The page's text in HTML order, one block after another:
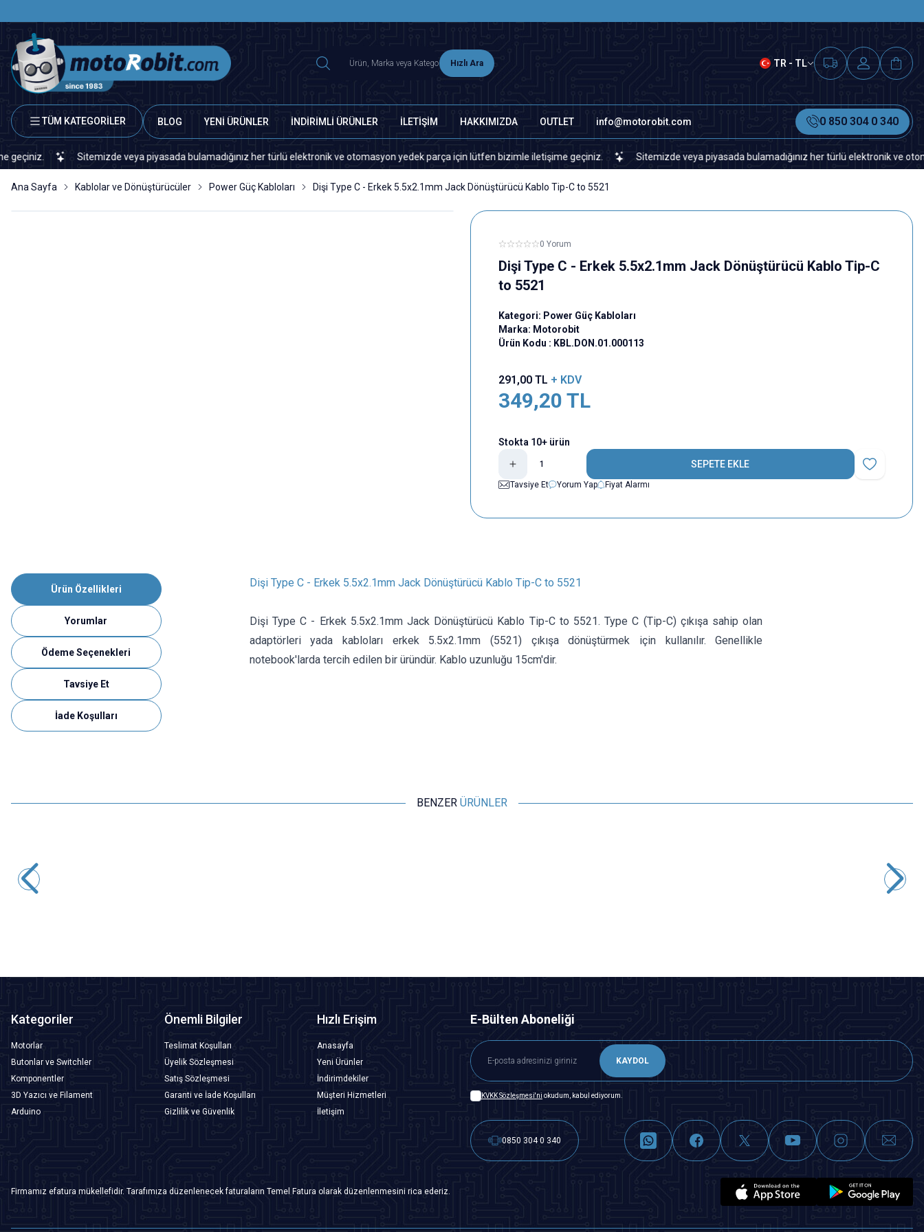
Hızlı Ara TR - TL
TÜM KATEGORİLER BLOG YENİ ÜRÜNLER İNDİRİMLİ ÜRÜNLER İLETİŞİM HAKKIMIZDA OUTLET info@motorobit.com 0 850 304 0 340
Sitemizde veya piyasada bulamadığınız her türlü elektronik ve otomasyon yedek parça için lütfen bizimle iletişime geçiniz. Sitemizde veya piyasada bulamadığınız her türlü elektronik ve
Ana Sayfa Kablolar ve Dönüştürücüler Power Güç Kabloları Dişi Type C - Erkek 5.5x2.1mm Jack Dönüştürücü Kablo Tip-C to 5521
0 Yorum
Dişi Type C - Erkek 5.5x2.1mm Jack Dönüştürücü Kablo Tip-C
to 5521
Kategori: Power Güç Kabloları
Marka: Motorobit
Ürün Kodu : KBL.DON.01.000113
291,00TL + KDV
349,20 TL
Stokta 10+ ürün
SEPETE EKLE
Favoriye Ekle
Tavsiye Et
Yorum Yap Fiyat Alarmı
Ürün Özellikleri
Yorumlar
Ödeme Seçenekleri
Tavsiye Et
İade Koşulları
Dişi Type C - Erkek 5.5x2.1mm Jack Dönüştürücü Kablo Tip-C to 5521
Dişi Type C - Erkek 5.5x2.1mm Jack Dönüştürücü Kablo Tip-C to 5521. Type C (Tip-C) çıkışa sahip olan
adaptörleri yada kabloları erkek 5.5x2.1mm (5521) çıkışa dönüştürmek için kullanılır. Genellikle
notebook'larda tercih edilen bir üründür. Kablo uzunluğu 15cm'dir.
BENZER ÜRÜNLER
Kategoriler
Motorlar
Butonlar ve Switchler
Komponentler
3D Yazıcı ve Filament
Arduino
Önemli Bilgiler
Teslimat Koşulları
Üyelik Sözleşmesi
Satış Sözleşmesi
Garanti ve İade Koşulları
Gizlilik ve Güvenlik
Hızlı Erişim
Anasayfa
Yeni Ürünler
İndirimdekiler
Müşteri Hizmetleri
İletişim
E-Bülten Aboneliği
KAYDOL
KVKK Sözleşmesi'ni okudum, kabul ediyorum.
0850 304 0 340
Firmamız efatura mükellefidir. Tarafımıza düzenlenecek faturaların Temel Fatura olarak düzenlenmesini rica ederiz.